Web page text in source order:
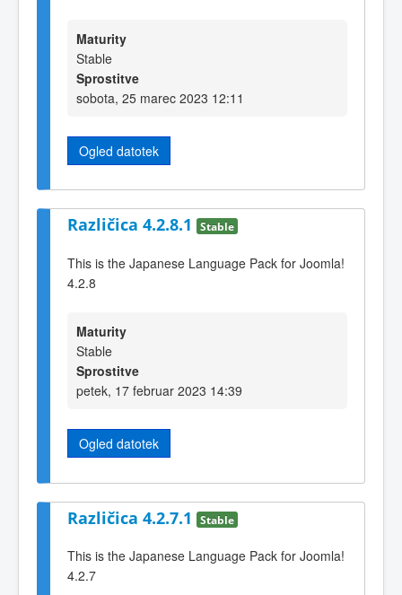
Maturity
Stable
Sprostitve
sobota, 25 marec 2023 12:11
Ogled datotek
Različica 4.2.8.1 Stable
This is the Japanese Language Pack for Joomla!
4.2.8
Maturity
Stable
Sprostitve
petek, 17 februar 2023 14:39
Ogled datotek
Različica 4.2.7.1 Stable
This is the Japanese Language Pack for Joomla!
4.2.7